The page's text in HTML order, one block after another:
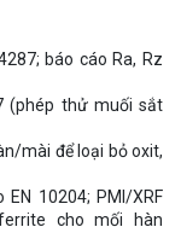
báo cáo Ra, Rz
(phép thử muối sắt
mài để loại bỏ oxit,
10204; PMI/XRF
cho mối hàn